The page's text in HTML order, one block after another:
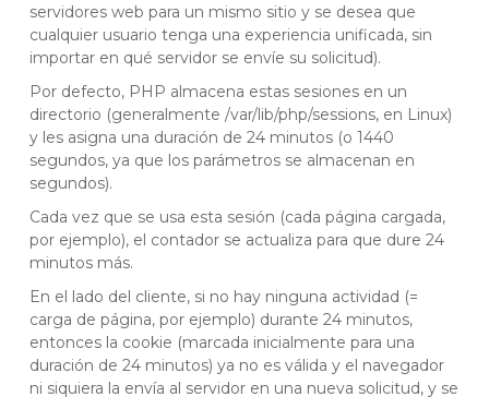
servidores web para un mismo sitio y se desea que
cualquier usuario tenga una experiencia unificada, sin
importar en qué servidor se envíe su solicitud).
Por defecto, PHP almacena estas sesiones en un
directorio (generalmente /var/lib/php/sessions, en Linux)
y les asigna una duración de 24 minutos (o 1440
segundos, ya que los parámetros se almacenan en
segundos).
Cada vez que se usa esta sesión (cada página cargada,
por ejemplo), el contador se actualiza para que dure 24
minutos más.
En el lado del cliente, si no hay ninguna actividad (=
carga de página, por ejemplo) durante 24 minutos,
entonces la cookie (marcada inicialmente para una
duración de 24 minutos) ya no es válida y el navegador
ni siquiera la envía al servidor en una nueva solicitud, y se